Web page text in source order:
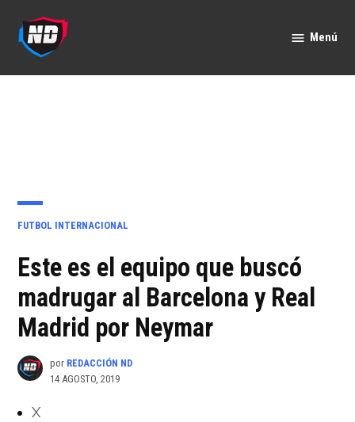
contenido
Menú
PUBLICADO
FUTBOL INTERNACIONAL
Este es el equipo que buscó
madrugar al Barcelona y Real
Madrid por Neymar
por REDACCIÓN ND
14 AGOSTO, 2019
X